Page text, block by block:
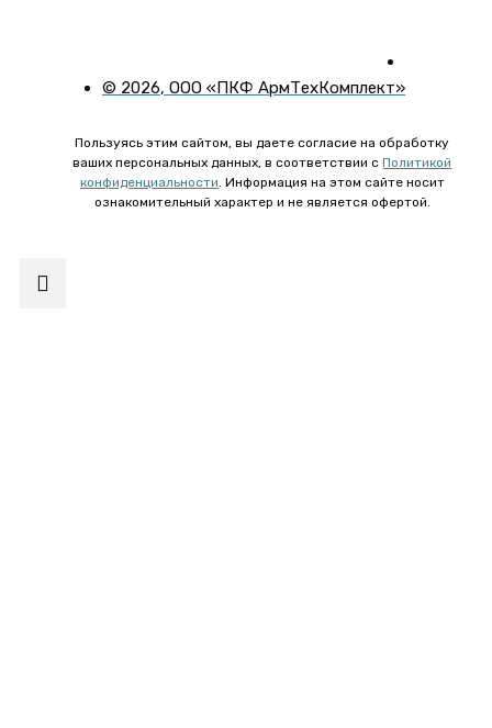
© 2026, ООО «ПКФ АрмТехКомплект»
Пользуясь этим сайтом, вы даете согласие на обработку
ваших персональных данных, в соответствии сПолитикой
конфиденциальности. Информация на этом сайте носит
ознакомительный характер и не является офертой.